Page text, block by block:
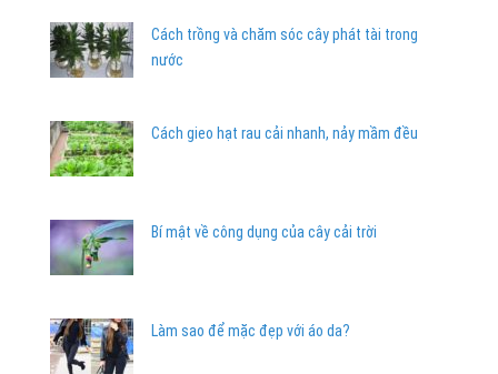
Cách trồng và chăm sóc cây phát tài trong
nước
Cách gieo hạt rau cải nhanh, nảy mầm đều
Bí mật về công dụng của cây cải trời
Làm sao để mặc đẹp với áo da?